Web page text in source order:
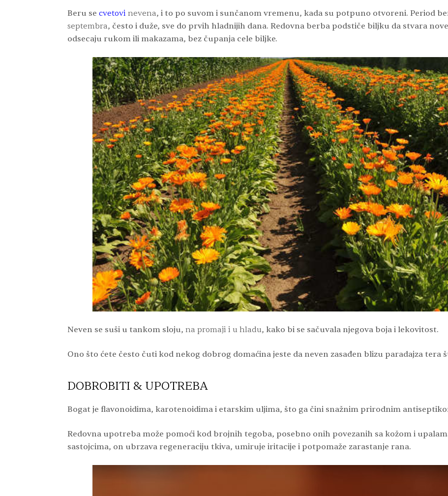
Beru se cvetovi nevena, i to po suvom i sunčanom vremenu, kada su potpuno otvoreni. Period
septembra, često i duže, sve do prvih hladnijih dana. Redovna berba podstiče biljku da stvara
odsecaju rukom ili makazama, bez čupanja cele biljke.
Neven se suši u tankom sloju, na promaji i u hladu, kako bi se sačuvala njegova boja i lekovitost.
Ono što ćete često čuti kod nekog dobrog domaćina jeste da neven zasađen blizu paradajza tera
DOBROBITI & UPOTREBA
Bogat je flavonoidima, karotenoidima i etarskim uljima, što ga čini snažnim prirodnim
Redovna upotreba može pomoći kod brojnih tegoba, posebno onih povezanih sa kožom i
sastojcima, on ubrzava regeneraciju tkiva, umiruje iritacije i potpomaže zarastanje rana.